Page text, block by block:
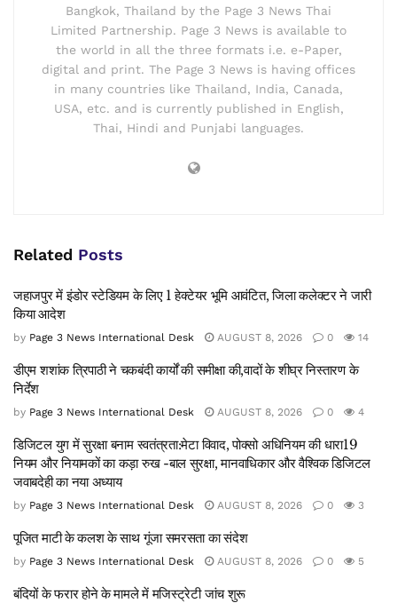
Bangkok, Thailand by the Page 3 News Thai
Limited Partnership. Page 3 News is available to
the world in all the three formats i.e. e-Paper,
digital and print. The Page 3 News is having offices
in many countries like Thailand, India, Canada,
USA, etc. and is currently published in English,
Thai, Hindi and Punjabi languages.
Related Posts
जहाजपुर में इंडोर स्टेडियम के लिए 1 हेक्टेयर भूमि आवंटित, जिला कलेक्टर ने जारी
किया आदेश
by Page 3 News International Desk AUGUST 8, 2026 0 14
डीएम शशांक त्रिपाठी ने चकबंदी कार्यों की समीक्षा की,वादों के शीघ्र निस्तारण के
निर्देश
by Page 3 News International Desk AUGUST 8, 2026 0 4
डिजिटल युग में सुरक्षा बनाम स्वतंत्रता:मेटा विवाद, पोक्सो अधिनियम की धारा19
नियम और नियामकों का कड़ा रुख -बाल सुरक्षा, मानवाधिकार और वैश्विक डिजिटल
जवाबदेही का नया अध्याय
by Page 3 News International Desk AUGUST 8, 2026 0 3
पूजित माटी के कलश के साथ गूंजा समरसता का संदेश
by Page 3 News International Desk AUGUST 8, 2026 0 5
बंदियों के फरार होने के मामले में मजिस्ट्रेटी जांच शुरू